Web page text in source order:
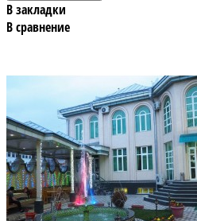
В закладки
В сравнение